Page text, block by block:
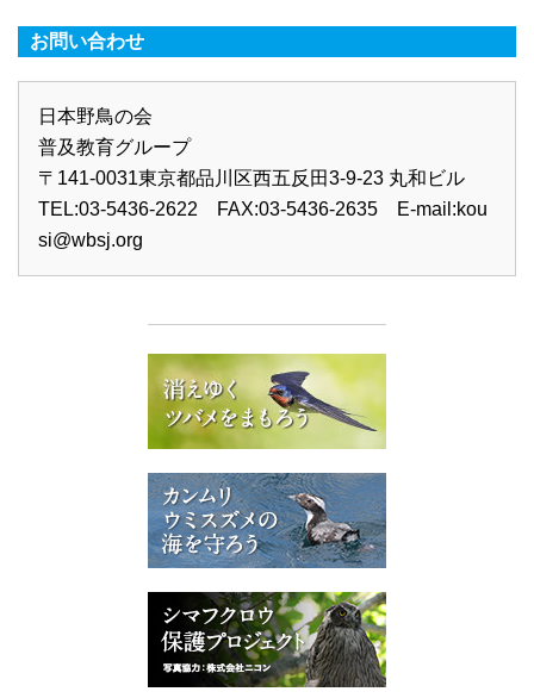
お問い合わせ
日本野鳥の会
普及教育グループ
〒141-0031東京都品川区西五反田3-9-23 丸和ビル
TEL:03-5436-2622 FAX:03-5436-2635 E-mail:kou
si@wbsj.org